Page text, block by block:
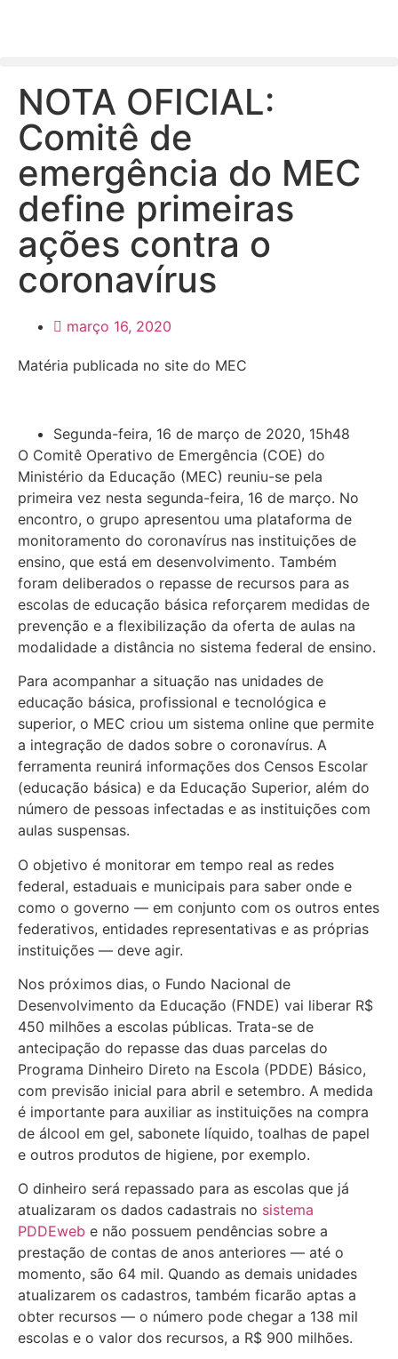
NOTA OFICIAL:
Comitê de
emergência do MEC
define primeiras
ações contra o
coronavírus
março 16, 2020
Matéria publicada no site do MEC
Segunda-feira, 16 de março de 2020, 15h48
O Comitê Operativo de Emergência (COE) do
Ministério da Educação (MEC) reuniu-se pela
primeira vez nesta segunda-feira, 16 de março. No
encontro, o grupo apresentou uma plataforma de
monitoramento do coronavírus nas instituições de
ensino, que está em desenvolvimento. Também
foram deliberados o repasse de recursos para as
escolas de educação básica reforçarem medidas de
prevenção e a flexibilização da oferta de aulas na
modalidade a distância no sistema federal de ensino.
Para acompanhar a situação nas unidades de
educação básica, profissional e tecnológica e
superior, o MEC criou um sistema online que permite
a integração de dados sobre o coronavírus. A
ferramenta reunirá informações dos Censos Escolar
(educação básica) e da Educação Superior, além do
número de pessoas infectadas e as instituições com
aulas suspensas.
O objetivo é monitorar em tempo real as redes
federal, estaduais e municipais para saber onde e
como o governo — em conjunto com os outros entes
federativos, entidades representativas e as próprias
instituições — deve agir.
Nos próximos dias, o Fundo Nacional de
Desenvolvimento da Educação (FNDE) vai liberar R$
450 milhões a escolas públicas. Trata-se de
antecipação do repasse das duas parcelas do
Programa Dinheiro Direto na Escola (PDDE) Básico,
com previsão inicial para abril e setembro. A medida
é importante para auxiliar as instituições na compra
de álcool em gel, sabonete líquido, toalhas de papel
e outros produtos de higiene, por exemplo.
O dinheiro será repassado para as escolas que já
atualizaram os dados cadastrais no sistema
PDDEweb e não possuem pendências sobre a
prestação de contas de anos anteriores — até o
momento, são 64 mil. Quando as demais unidades
atualizarem os cadastros, também ficarão aptas a
obter recursos — o número pode chegar a 138 mil
escolas e o valor dos recursos, a R$ 900 milhões.